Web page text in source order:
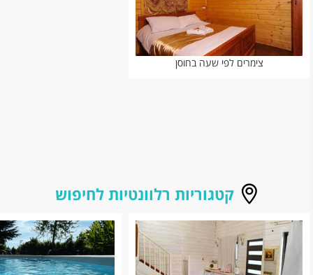
צימרים לפי שעה בחוסן
קטגוריות רלוונטיות לחיפוש